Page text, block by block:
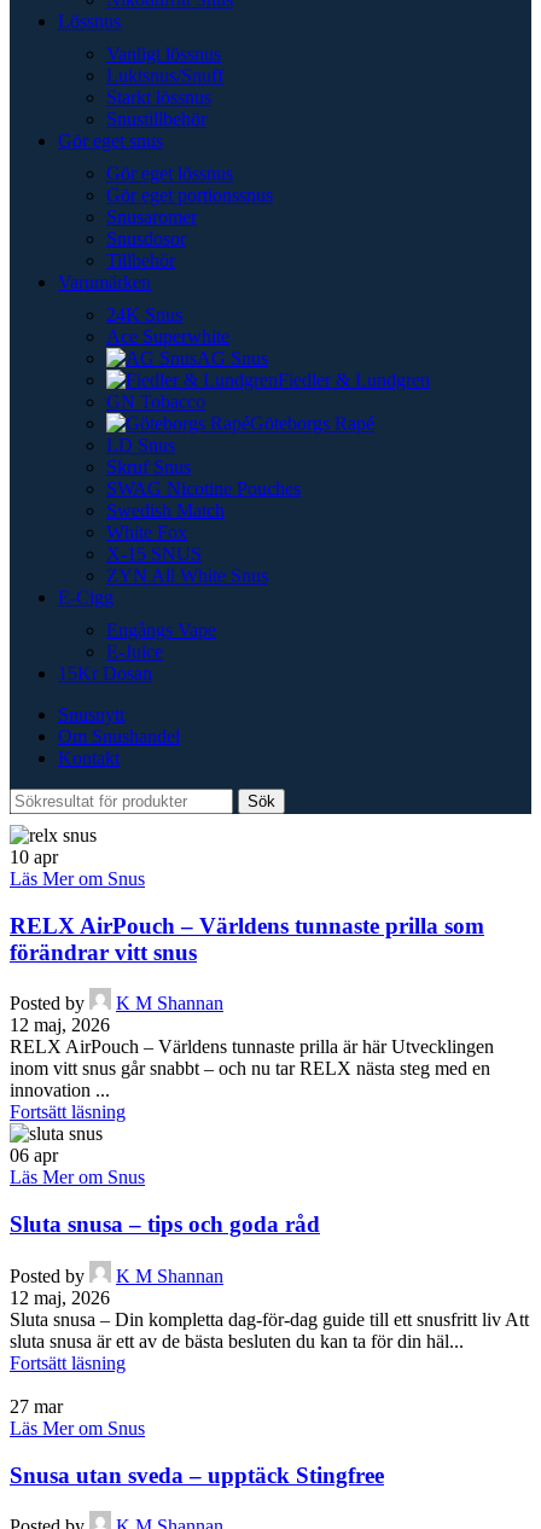
Lössnus
Vanligt lössnus
Luktsnus/Snuff
Starkt lössnus
Snustillbehör
Gör eget snus
Gör eget lössnus
Gör eget portionssnus
Snusaromer
Snusdosor
Tillbehör
Varumärken
24K Snus
Ace Superwhite
AG Snus
Fiedler & Lundgren
GN Tobacco
Göteborgs Rapé
LD Snus
Skruf Snus
SWAG Nicotine Pouches
Swedish Match
White Fox
X-15 SNUS
ZYN All White Snus
E-Cigg
Engångs Vape
E-Juice
15Kr Dosan
Snusnytt
Om Snushandel
Kontakt
Sök
10 apr
Läs Mer om Snus
RELX AirPouch – Världens tunnaste prilla som
förändrar vitt snus
Posted by
K M Shannan
12 maj, 2026
RELX AirPouch – Världens tunnaste prilla är här Utvecklingen
inom vitt snus går snabbt – och nu tar RELX nästa steg med en
innovation ...
Fortsätt läsning
06 apr
Läs Mer om Snus
Sluta snusa – tips och goda råd
Posted by
K M Shannan
12 maj, 2026
Sluta snusa – Din kompletta dag-för-dag guide till ett snusfritt liv Att
sluta snusa är ett av de bästa besluten du kan ta för din häl...
Fortsätt läsning
27 mar
Läs Mer om Snus
Snusa utan sveda – upptäck Stingfree